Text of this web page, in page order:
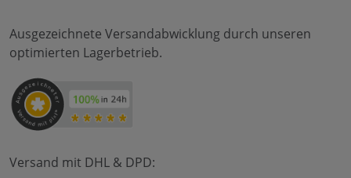
Ausgezeichnete Versandabwicklung durch unseren
optimierten Lagerbetrieb.
Versand mit DHL & DPD: